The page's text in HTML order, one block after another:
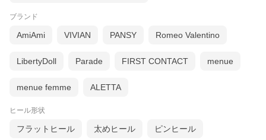
結婚式やパーティなどに大活躍「メタルルージュパ
履き口Vカットとつま先のグリッター、かかとのラインストーンが
ブランド
AmiAmi VIVIAN PANSY Romeo Valentino
LibertyDoll Parade FIRST CONTACT menue
menue femme ALETTA
ヒール形状
フラットヒール 太めヒール ピンヒール